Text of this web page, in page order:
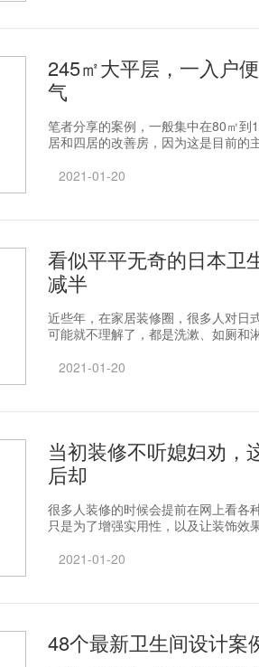
245㎡大平层，一入户
气
笔者分享的案例，一般集中在80㎡
居和四居的改善房，因为这是目前的
2021-01-20
看似平平无奇的日本卫
减半
近些年，在家居装修圈，很多人对日
可能就不理解了，都是洗漱、如厕和
2021-01-20
当初装修不听媳妇劝，
后却
很多人装修的时候会提前在网上看各
只是为了增强实用性，以及让装饰效
2021-01-20
48个最新卫生间设计案